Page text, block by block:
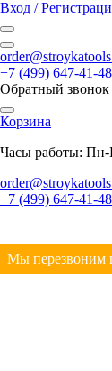
Вход /
+7 (499) 647-41-48
Обратный звонок
Корзина
Часы работы: Пн-
+7 (499) 647-41-48
Мы перезвоним